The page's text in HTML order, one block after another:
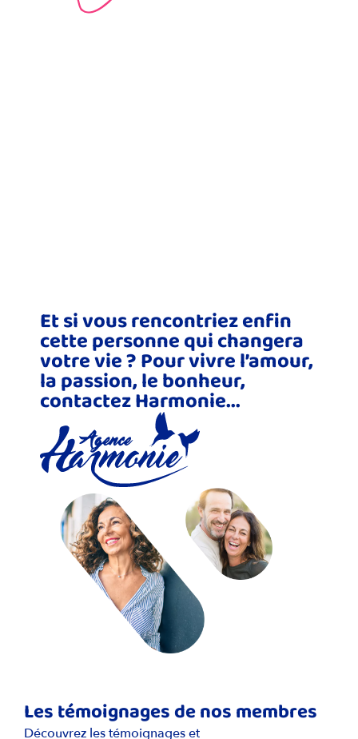
Et si vous rencontriez enfin
cette personne qui changera
votre vie ? Pour vivre l’amour,
la passion, le bonheur,
contactez Harmonie...
Les témoignages de nos membres
Découvrez les témoignages et